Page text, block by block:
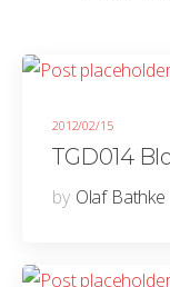
2012/02/15
TGD014
by Olaf Bathke